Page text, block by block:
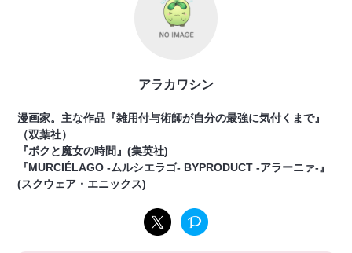
アラカワシン
漫画家。主な作品『雑用付与術師が自分の最強に気付くまで』
（双葉社）
『ボクと魔女の時間』(集英社)
『MURCIÉLAGO -ムルシエラゴ- BYPRODUCT -アラーニァ-』
(スクウェア・エニックス)